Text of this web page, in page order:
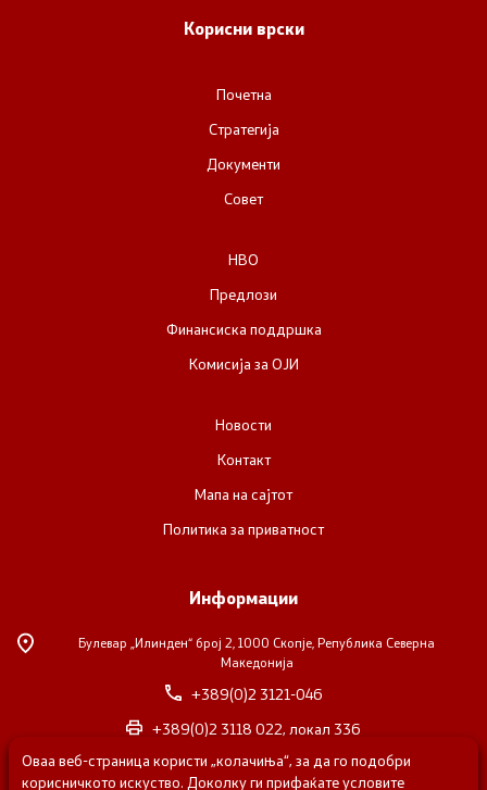
Корисни врски
Почетна
Стратегија
Документи
Совет
НВО
Предлози
Финансиска поддршка
Комисија за ОЈИ
Новости
Контакт
Мапа на сајтот
Политика за приватност
Информации
Булевар „Илинден“ број 2, 1000 Скопје, Република Северна
Македонија
+389(0)2 3121-046
+389(0)2 3118 022, локал 336
nvosorabotka@gs.gov.mk
Оваа веб-страница користи „колачиња“, за да го подобри
корисничкото искуство. Доколку ги прифаќате условите